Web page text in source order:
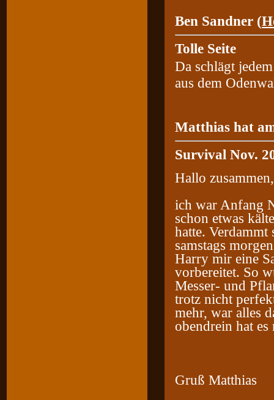
Ben Sandner (
Tolle Seite
Da schlägt
aus dem
Matthias hat
Survival Nov.
Hallo zusammen,
ich war Anfang
schon etwas
hatte.
samstags
Harry mir eine
vorbereitet. So
Messer- und
trotz nicht
mehr, war alles
obendrein hat
Gruß Matthias